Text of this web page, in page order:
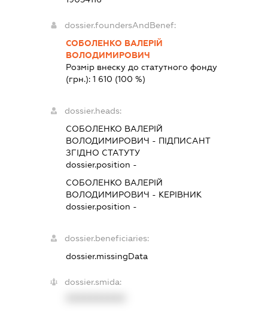
dossier.foundersAndBenef:
СОБОЛЕНКО ВАЛЕРІЙ
ВОЛОДИМИРОВИЧ
Розмір внеску до статутного фонду
(грн.):1 610 (100 %)
dossier.heads:
СОБОЛЕНКО ВАЛЕРІЙ
ВОЛОДИМИРОВИЧ - ПІДПИСАНТ
ЗГІДНО СТАТУТУ
dossier.position -
СОБОЛЕНКО ВАЛЕРІЙ
ВОЛОДИМИРОВИЧ - КЕРІВНИК
dossier.position -
dossier.beneficiaries:
dossier.missingData
dossier.smida: